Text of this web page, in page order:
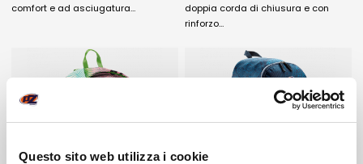
Questo sito web utilizza i cookie
comfort e ad asciugatura…
doppia corda di chiusura e con
rinforzo…